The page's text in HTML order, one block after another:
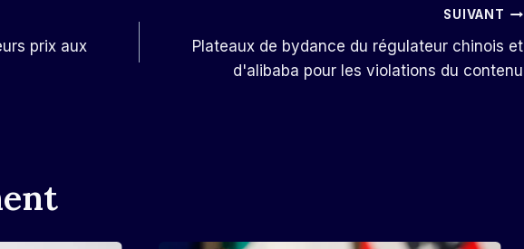
prix aux
SUIVANT
Plateaux de bydance du régulateur chinois et
d'alibaba pour les violations du contenu